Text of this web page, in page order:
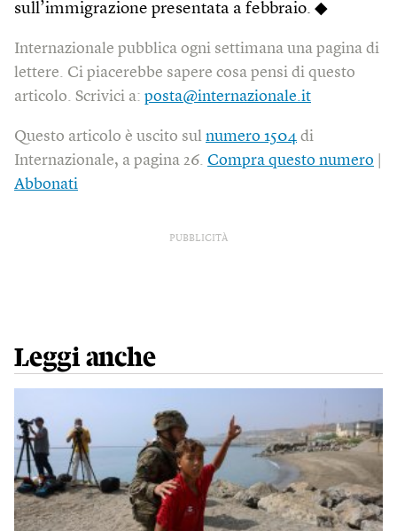
sull’immigrazione presentata a febbraio. ◆
Internazionale pubblica ogni settimana una pagina di
lettere. Ci piacerebbe sapere cosa pensi di questo
articolo. Scrivici a: posta@internazionale.it
Questo articolo è uscito sul numero 1504 di
Internazionale, a pagina 26. Compra questo numero
Abbonati
PUBBLICITÀ
Leggi anche